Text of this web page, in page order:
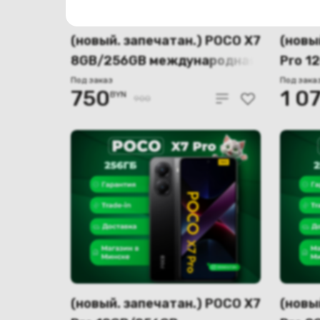
(новый. запечатан.) POCO X7
8GB/256GB международная
версия (зеленый)
Под заказ
750BYN 900
Pro
Под
1
(новый. запечатан.) POCO X7